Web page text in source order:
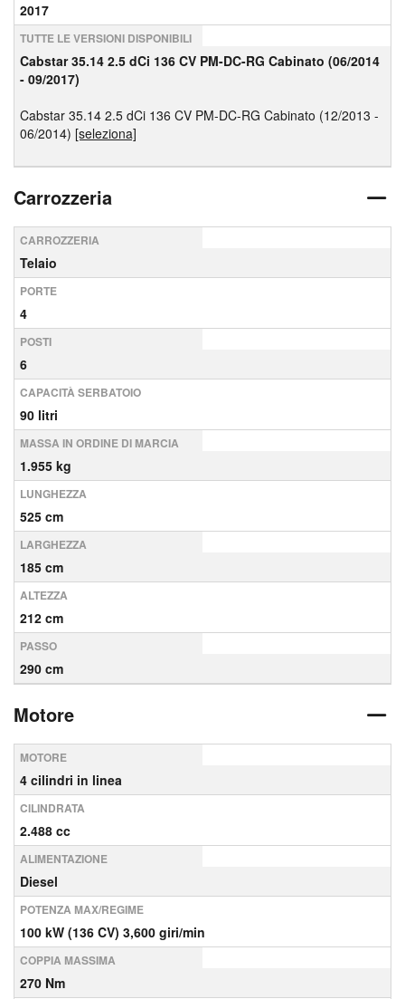
2017
TUTTE LE VERSIONI DISPONIBILI
Cabstar 35.14 2.5 dCi 136 CV PM-DC-RG Cabinato (06/2014
- 09/2017)
Cabstar 35.14 2.5 dCi 136 CV PM-DC-RG Cabinato (12/2013 -
06/2014) [seleziona]
Carrozzeria
CARROZZERIA
Telaio
PORTE
4
POSTI
6
CAPACITÀ SERBATOIO
90 litri
MASSA IN ORDINE DI MARCIA
1.955 kg
LUNGHEZZA
525 cm
LARGHEZZA
185 cm
ALTEZZA
212 cm
PASSO
290 cm
Motore
MOTORE
4 cilindri in linea
CILINDRATA
2.488 cc
ALIMENTAZIONE
Diesel
POTENZA MAX/REGIME
100 kW (136 CV) 3,600 giri/min
COPPIA MASSIMA
270 Nm